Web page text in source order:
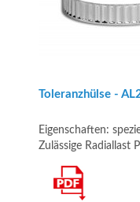
Toleranzhülse -
Eigenschaften:
Zulässige Radiallast